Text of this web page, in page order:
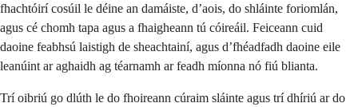
fhachtóirí cosúil le déine an damáiste, d’aois, do shláinte foriomlán,
agus cé chomh tapa agus a fhaigheann tú cóireáil. Feiceann cuid
daoine feabhsú laistigh de sheachtainí, agus d’fhéadfadh daoine eile
leanúint ar aghaidh ag téarnamh ar feadh míonna nó fiú blianta.
Trí oibriú go dlúth le do fhoireann cúraim sláinte agus trí dhíriú ar do